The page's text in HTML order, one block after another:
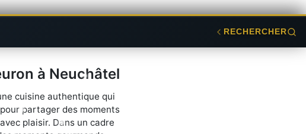
RECHERCHER
à Neuchâtel
cuisine authentique qui
partager des moments
plaisir. Dans un cadre